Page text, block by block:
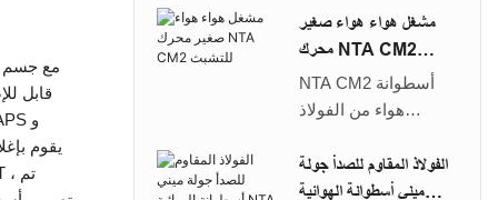
قابل
مشغل هواء هواء صغير
محرك NTA CM2
للتشبث
NTA CM2 أسطوانة
هواء من الفولاذ
القابل للإصلاح ، مع
اتصالات خيوط BSPP
الفولاذ المقاوم للصدأ جولة
ميني أسطوانة الهوائية